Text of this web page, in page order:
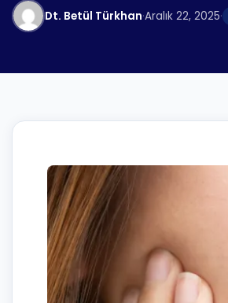
Dt. Betül Türkhan·Aralık 22, 2025·